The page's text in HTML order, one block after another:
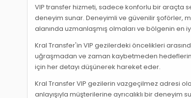
VIP transfer hizmeti, sadece konforlu bir araçta
deneyim sunar. Deneyimli ve güvenilir şoförler,
alanında uzmanlaşmış olmaları ve bölgenin en
Kral Transfer'in VIP gezilerdeki öncelikleri
uğraşmadan ve zaman kaybetmeden
için her detayı düşünerek hareket eder.
Kral Transfer VIP gezilerin vazgeçilmez adresi
anlayışıyla müşterilerine ayrıcalıklı bir